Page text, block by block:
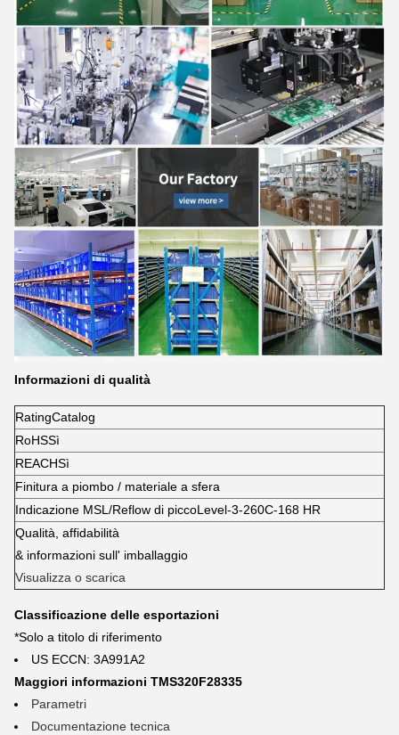
Informazioni di qualità
RatingCatalog
RoHSSì
REACHSì
Finitura a piombo / materiale a sfera
Indicazione MSL/Reflow di piccoLevel-3-260C-168 HR
Qualità, affidabilità
& informazioni sull' imballaggio
Visualizza o scarica
Classificazione delle esportazioni
*Solo a titolo di riferimento
US ECCN: 3A991A2
Maggiori informazioni TMS320F28335
Parametri
Documentazione tecnica